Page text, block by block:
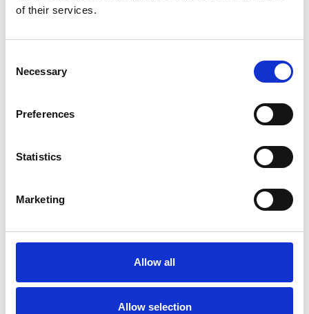
of their services.
Selection
Necessary
Preferences
Statistics
Marketing
Allow all
Allow selection
semestre